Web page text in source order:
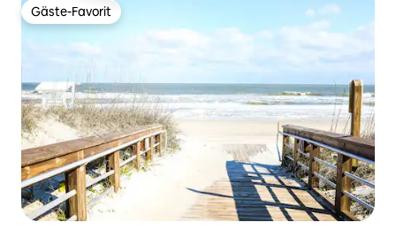
Gäste-Favorit
Gäste-Favorit